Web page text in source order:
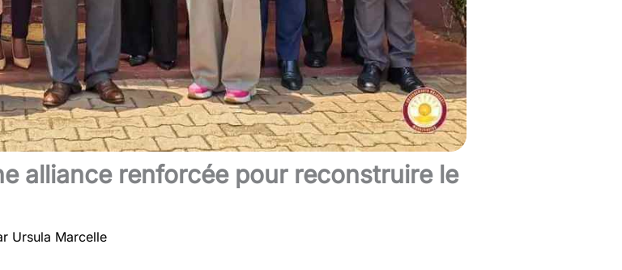
alliance renforcée pour reconstruire le
Ursula Marcelle